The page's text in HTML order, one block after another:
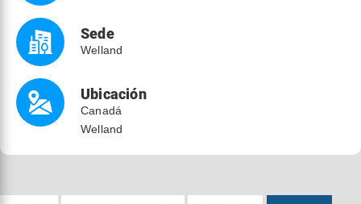
Sede
Welland
Ubicación
Canadá
Welland